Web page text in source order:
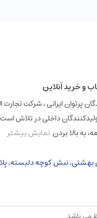
داخلی در تلاش
به بالا بردن نمایش بیشتر